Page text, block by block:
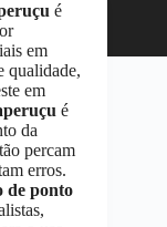
é
em
qualidade,
em
é
da
percam
erros.
de ponto